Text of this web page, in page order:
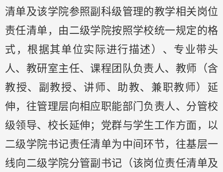
清单及该学院参照副科级管理的教学相关岗位
责任清单，由二级学院按照学校统一规定的格
式，根据其单位实际进行描述）、专业带头
人、教研室主任、课程团队负责人、教师（含
教授、副教授、讲师、助教、兼职教师）延
伸，往管理层向相应职能部门负责人、分管校
级领导、校长延伸；党群与学生工作方面，以
二级学院书记责任清单为中间环节，往基层一
线向二级学院分管副书记（该岗位责任清单及